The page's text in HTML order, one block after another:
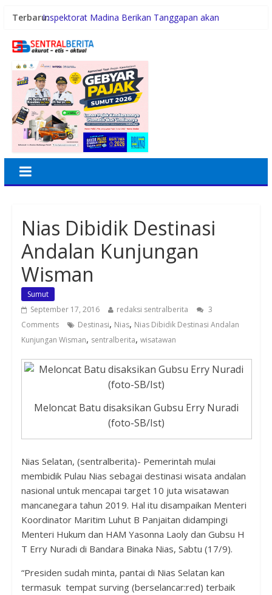
Terbaru:Inspektorat Madina Berikan Tanggapan akan
Tabuyung
Syaratnya
Warga dan Sekolah Sambut Gembira Rencana
Gubernur Bobby Bangun SD Negeri Lasara di Nias
Utara
Sinergi Pemkab Madina dan DPR RI, 154 Anak di Siabu
dan sekitarnya, Terima Beasiswa Program Indonesia
Pintar 2026
Nias Dibidik Destinasi
Andalan Kunjungan
Wisman
Sumut
September 17, 2016
redaksi sentralberita
3
Comments
Destinasi, Nias, Nias Dibidik Destinasi Andalan
Kunjungan Wisman, sentralberita, wisatawan
Meloncat Batu disaksikan Gubsu Erry Nuradi
(foto-SB/Ist)
Nias Selatan, (sentralberita)- Pemerintah mulai
membidik Pulau Nias sebagai destinasi wisata andalan
nasional untuk mencapai target 10 juta wisatawan
mancanegara tahun 2019. Hal itu disampaikan Menteri
Koordinator Maritim Luhut B Panjaitan didampingi
Menteri Hukum dan HAM Yasonna Laoly dan Gubsu H
T Erry Nuradi di Bandara Binaka Nias, Sabtu (17/9).
“Presiden sudah minta, pantai di Nias Selatan kan
termasuk tempat surving (berselancar:red) terbaik